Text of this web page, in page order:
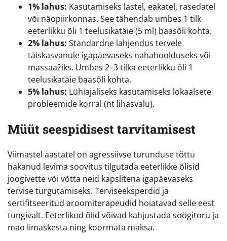
1% lahus: Kasutamiseks lastel, eakatel, rasedatel
või näopiirkonnas. See tähendab umbes 1 tilk
eeterlikku õli 1 teelusikatäie (5 ml) baasõli kohta.
2% lahus: Standardne lahjendus tervele
täiskasvanule igapäevaseks nahahoolduseks või
massaažiks. Umbes 2–3 tilka eeterlikku õli 1
teelusikatäie baasõli kohta.
5% lahus: Lühiajaliseks kasutamiseks lokaalsete
probleemide korral (nt lihasvalu).
Müüt seespidisest tarvitamisest
Viimastel aastatel on agressiivse turunduse tõttu
hakanud levima soovitus tilgutada eeterlikke õlisid
joogivette või võtta neid kapslitena igapäevaseks
tervise turgutamiseks. Terviseeksperdid ja
sertifitseeritud aroomiterapeudid hoiatavad selle eest
tungivalt. Eeterlikud õlid võivad kahjustada söögitoru ja
mao limaskesta ning koormata maksa.